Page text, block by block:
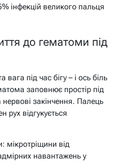
інфекцій великого пальця
до гематоми під
під час бігу – і ось біль
заповнює простір під
закінчення. Палець
рух відгукується
мікротріщини від
навантажень у